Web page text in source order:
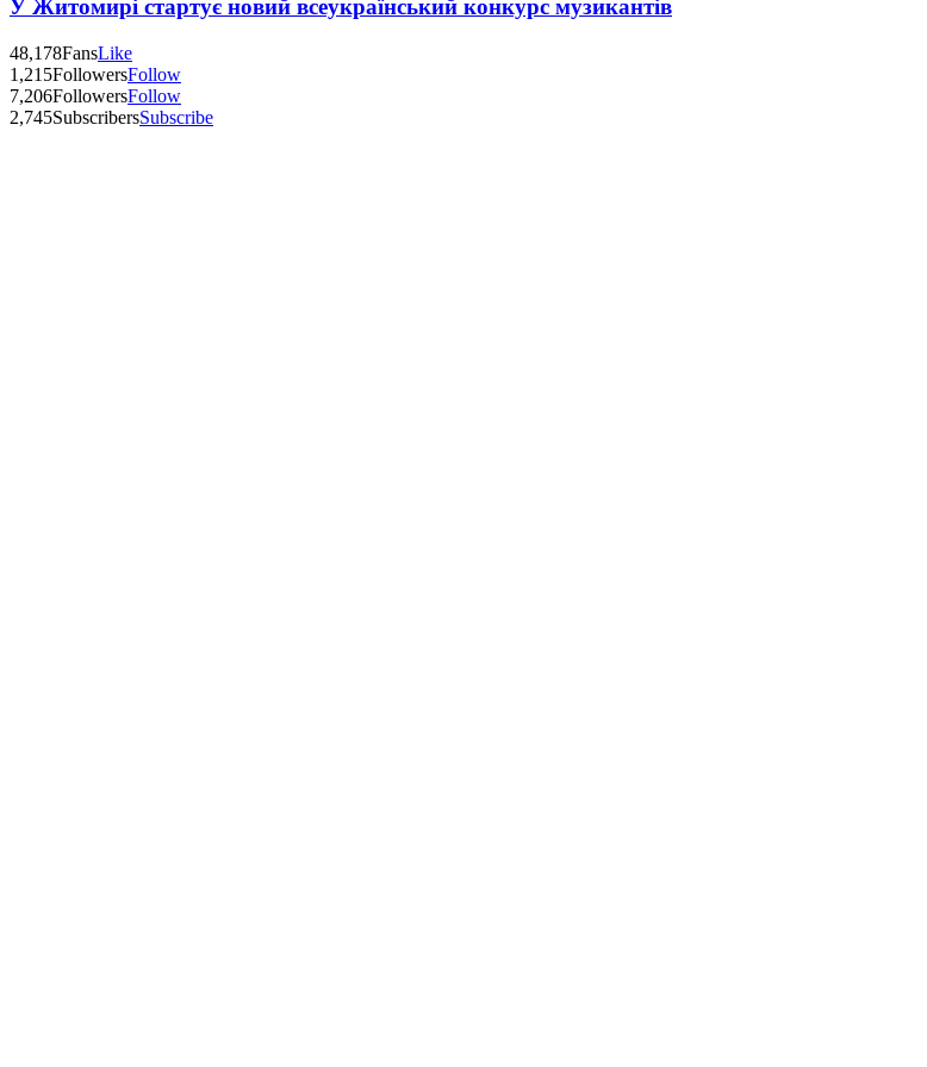
У Житомирі стартує новий всеукраїнський конкурс музикантів
48,178FansLike
1,215FollowersFollow
7,206FollowersFollow
2,745SubscribersSubscribe